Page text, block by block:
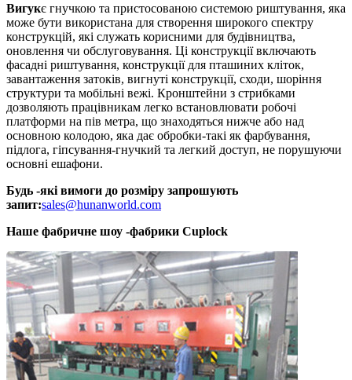
Вигукє гнучкою та пристосованою системою риштування, яка
може бути використана для створення широкого спектру
конструкцій, які служать корисними для будівництва,
оновлення чи обслуговування. Ці конструкції включають
фасадні риштування, конструкції для пташиних кліток,
завантаження затоків, вигнуті конструкції, сходи, шоріння
структури та мобільні вежі. Кронштейни з стрибками
дозволяють працівникам легко встановлювати робочі
платформи на пів метра, що знаходяться нижче або над
основною колодою, яка дає обробки-такі як фарбування,
підлога, гіпсування-гнучкий та легкий доступ, не порушуючи
основні ешафони.
Будь -які вимоги до розміру запрошують
запит:sales@hunanworld.com
Наше фабричне шоу -фабрики Cuplock